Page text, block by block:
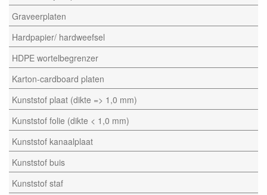
Graveerplaten
Hardpapier/ hardweefsel
HDPE wortelbegrenzer
Karton-cardboard platen
Kunststof plaat (dikte => 1,0 mm)
Kunststof folie (dikte < 1,0 mm)
Kunststof kanaalplaat
Kunststof buis
Kunststof staf